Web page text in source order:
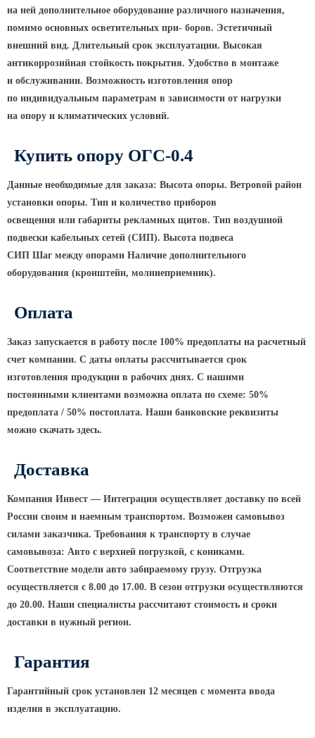
ОККС Опоры круглые конические
ПФГ Опоры граненые
складывающиеся фланцевые
Опоры контактной сети
фланцевая граненая
контактной сети (ОГСКС)
Дорожные металлические рамы
МОГК Молниеотводы гранёные
Высокомачтовые опоры
ВМОН Высокомачтовые опоры со
стационарной короной
РМГ Радиомачты. Опоры сотовoй
ОДН Радиомачты. Опоры двойного
назначения
Кронштейны для консольных
светильников
Кронштейн консольный для 2
Кронштейны для подвесных
Кронштейны для торшерных
ПАРКОВОЕ ОСВЕЩЕНИЕ
на ней дополнительное оборудование различного назначения,
помимо основных осветительных при- боров. Эстетичный
внешний вид. Длительный срок эксплуатации. Высокая
антикоррозийная стойкость покрытия. Удобство в монтаже
и обслуживании. Возможность изготовления опор
по индивидуальным параметрам в зависимости от нагрузки
на опору и климатических условий.
Купить опору ОГС-0.4
Данные необходимые для заказа: Высота опоры. Ветровой район
установки опоры. Тип и количество приборов
освещения или габариты рекламных щитов. Тип воздушной
подвески кабельных сетей (СИП). Высота подвеса
СИП Шаг между опорами Наличие дополнительного
оборудования (кронштейн, молниеприемник).
Оплата
Заказ запускается в работу после 100% предоплаты на расчетный
счет компании. С даты оплаты рассчитывается срок
изготовления продукции в рабочих днях. С нашими
постоянными клиентами возможна оплата по схеме: 50%
предоплата / 50% постоплата. Наши банковские реквизиты
можно скачать здесь.
Доставка
Компания Инвест — Интеграция осуществляет доставку по всей
России своим и наемным транспортом. Возможен самовывоз
силами заказчика. Требования к транспорту в случае
самовывоза: Авто с верхней погрузкой, с кониками.
Соответствие модели авто забираемому грузу. Отгрузка
осуществляется с 8.00 до 17.00. В сезон отгрузки осуществляются
до 20.00. Наши специалисты рассчитают стоимость и сроки
доставки в нужный регион.
Гарантия
Гарантийный срок установлен 12 месяцев с момента ввода
изделия в эксплуатацию.